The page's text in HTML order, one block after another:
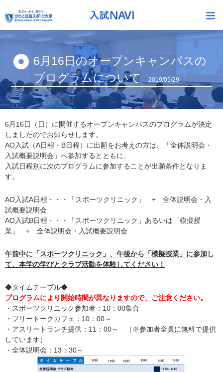
6月16日のオープンキャンパスの
プログラムについて
2019/05/29
6月16日（日）に開催するオープンキャンパスのプログラムが決定
しましたのでお知らせします。
AO入試（A日程・B日程）に出願をお考えの方は、「全体説明会・
入試概要説明会」へ参加するとともに、
入試日程別に次のプログラムに参加することが出願条件となりま
す。
AO入試A日程・・・「スポーツクリニック」 + 全体説明会・入
試概要説明会
AO入試B日程・・・「スポーツクリニック」あるいは「模擬授
業」 + 全体説明会・入試概要説明会
午前中に「スポーツクリニック」、午後から「模擬授業」に参加し
て、本学の学びとクラブ活動を体験してください！
◆タイムテーブル◆
プログラムにより開始時間が異なりますので、ご注意ください。
・スポーツクリニック参加者：10：00集合
・フリートークカフェ：10：00～
・アスリートランチ提供：11：00～ （※参加者全員に無料で提供
しています）
・全体説明会：13：30～